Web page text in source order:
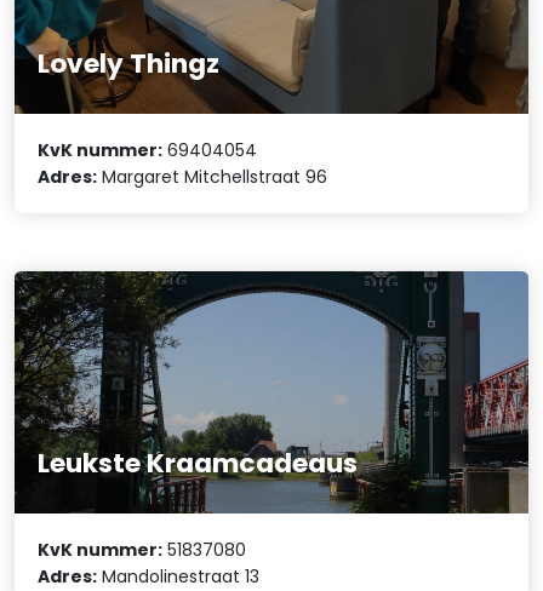
Lovely Thingz
KvK nummer: 69404054
Adres: Margaret Mitchellstraat 96
Leukste Kraamcadeaus
KvK nummer: 51837080
Adres: Mandolinestraat 13